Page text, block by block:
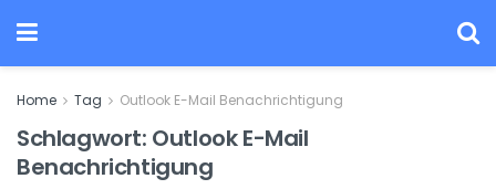
Home Tag Outlook E-Mail Benachrichtigung
Schlagwort: Outlook E-Mail
Benachrichtigung